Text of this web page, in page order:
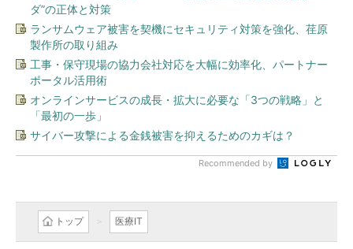
ダ”の正体と対策
ランサムウェア被害を契機にセキュリティ対策を強化、荏原
製作所の取り組み
工事・保守現場の協力会社対応を大幅に効率化、パートナー
ポータル活用術
オンラインサービスの成長・拡大に必要な「3つの戦略」と
「最初の一歩」
サイバー攻撃による金銭被害を抑えるためのカギは？
Recommended by
トップ 医療IT